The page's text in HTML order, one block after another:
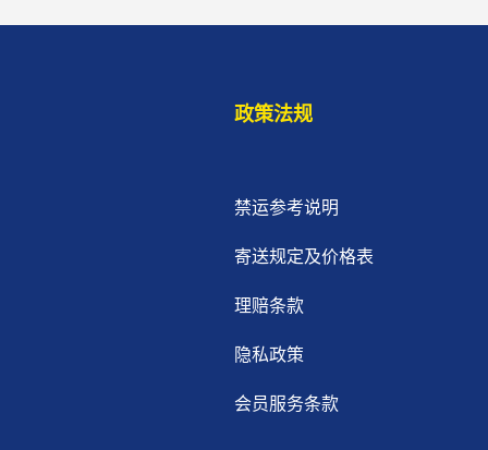
政策法规
禁运参考说明
寄送规定及价格表
理赔条款
隐私政策
会员服务条款